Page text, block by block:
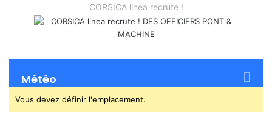
CORSICA linea recrute !
Météo
Vous devez définir l'emplacement.